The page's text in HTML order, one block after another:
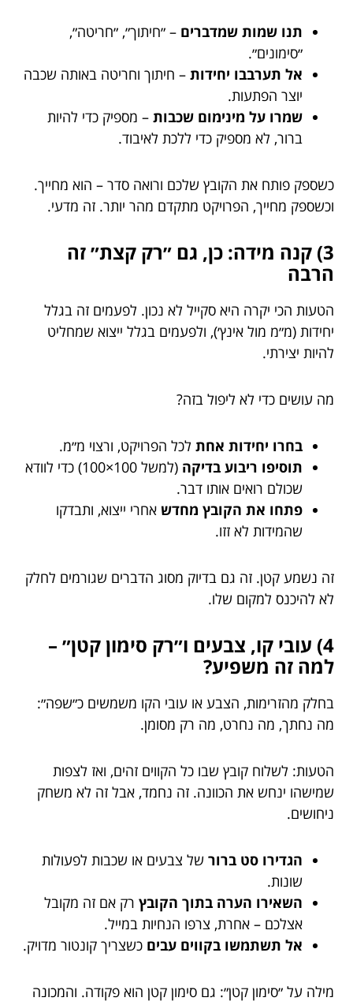
תנו שמות שמדברים – ״חיתוך״, ״חריטה״,
״סימונים״.
אל תערבבו יחידות – חיתוך וחריטה באותה שכבה
יוצר הפתעות.
שמרו על מינימום שכבות – מספיק כדי להיות
ברור, לא מספיק כדי ללכת לאיבוד.
כשספק פותח את הקובץ שלכם ורואה סדר – הוא מחייך.
וכשספק מחייך, הפרויקט מתקדם מהר יותר. זה מדעי.
3) קנה מידה: כן, גם ״רק קצת״ זה
הרבה
הטעות הכי יקרה היא סקייל לא נכון. לפעמים זה בגלל
יחידות (מ״מ מול אינץ׳), ולפעמים בגלל ייצוא שמחליט
להיות יצירתי.
מה עושים כדי לא ליפול בזה?
בחרו יחידות אחת לכל הפרויקט, ורצוי מ״מ.
תוסיפו ריבוע בדיקה
(למשל 100×100) כדי לוודא
שכולם רואים אותו דבר.
פתחו את הקובץ מחדש אחרי ייצוא, ותבדקו
שהמידות לא זזו.
זה נשמע קטן. זה גם בדיוק מסוג הדברים שגורמים לחלק
לא להיכנס למקום שלו.
4) עובי קו, צבעים ו״רק סימון קטן״ –
למה זה משפיע?
בחלק מהזרימות, הצבע או עובי הקו משמשים כ״שפה״:
מה נחתך, מה נחרט, מה רק מסומן.
הטעות: לשלוח קובץ שבו כל הקווים זהים, ואז לצפות
שמישהו ינחש את הכוונה. זה נחמד, אבל זה לא משחק
ניחושים.
הגדירו סט ברור של צבעים או שכבות לפעולות
שונות.
השאירו הערה בתוך הקובץ רק אם זה מקובל
אצלכם – אחרת, צרפו הנחיות במייל.
אל תשתמשו בקווים עבים כשצריך קונטור מדויק.
מילה על ״סימון קטן״: גם סימון קטן הוא פקודה. והמכונה